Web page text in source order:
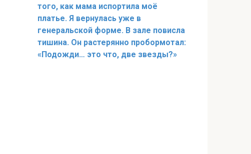
того, как мама испортила моё
платье. Я вернулась уже в
генеральской форме. В зале повисла
тишина. Он растерянно пробормотал:
«Подожди… это что, две звезды?»